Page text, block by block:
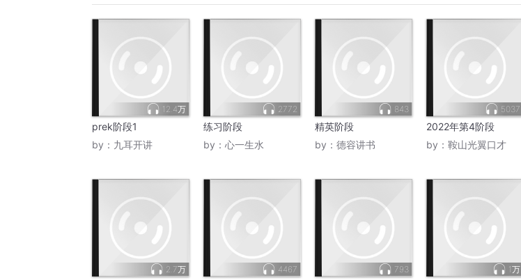
12.4万
prek阶段1
by： 九耳开讲
2772
练习阶段
by： 心一生水
843
精英阶段
by： 德容讲书
5037
2022年第4阶段
by： 鞍山光翼口才
2.7万 4467 793 1万